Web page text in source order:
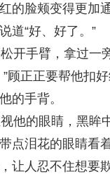
的脸颊变得更加
道“好、好了。”
开手臂，拿过一
”顾正正要帮他扣
的手背。
他的眼睛，黑眸
点泪花的眼睛看
让人忍不住想要欺